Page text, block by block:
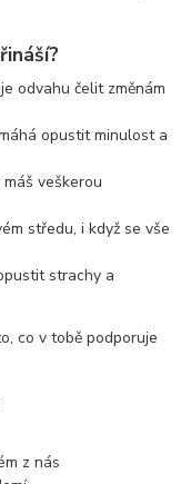
odvahu čelit změnám
opustit minulost a
veškerou
středu, i když se vše
strachy a
co v tobě podporuje
z nás